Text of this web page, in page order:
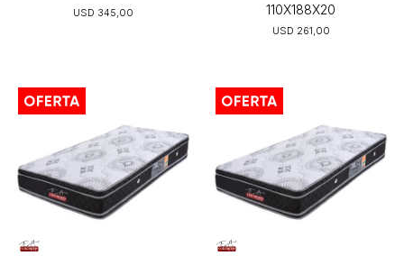
USD 345,00
110X188X20
USD 261,00